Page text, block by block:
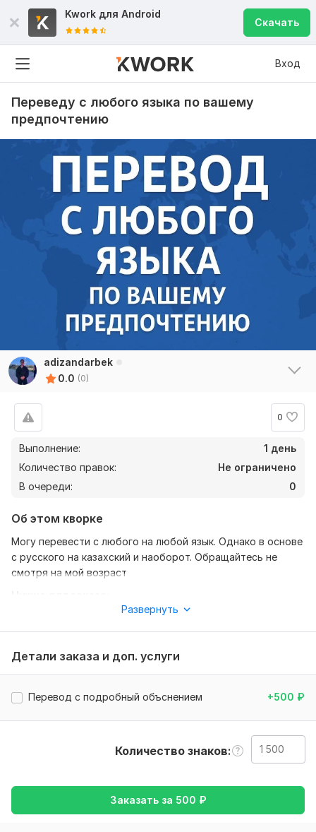
Kwork для Android
Скачать
Вход
Переведу с любого языка по вашему
предпочтению
adizandarbek
0.0 (0)
0
Выполнение:
1 день
Количество правок:
Не ограничено
В очереди:
0
Об этом кворке
Могу перевести с любого на любой язык. Однако в основе
с русского на казахский и наоборот. Обращайтесь не
смотря на мой возраст
Нету каких либо предпочтений. если вам нужен быстрый,
качественный и понятный перевод за небольшую оплату,
Развернуть
Детали заказа и доп. услуги
Перевод с подробный объснением +500 ₽
Количество знаков
Заказать за 500 ₽